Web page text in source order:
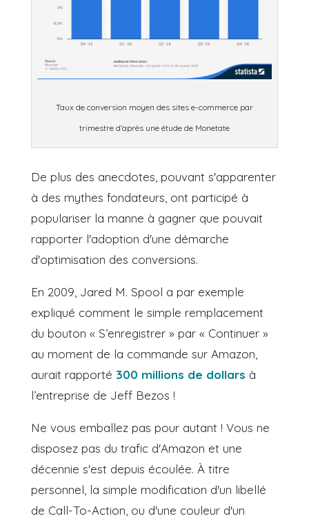
Taux de conversion moyen des sites e-commerce par
trimestre d’après une étude de Monetate
De plus des anecdotes, pouvant s'apparenter
à des mythes fondateurs, ont participé à
populariser la manne à gagner que pouvait
rapporter l'adoption d'une démarche
d'optimisation des conversions.
En 2009, Jared M. Spool a par exemple
expliqué comment le simple remplacement
du bouton « S’enregistrer » par « Continuer »
au moment de la commande sur Amazon,
aurait rapporté 300 millions de dollars à
l’entreprise de Jeff Bezos !
Ne vous emballez pas pour autant ! Vous ne
disposez pas du trafic d'Amazon et une
décennie s'est depuis écoulée. À titre
personnel, la simple modification d'un libellé
de Call-To-Action, ou d'une couleur d'un